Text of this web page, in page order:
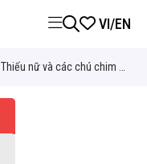
VI/EN
Thiếu nữ và các chú chim -